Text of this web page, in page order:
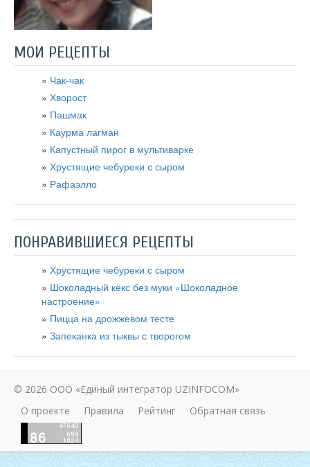
МОИ РЕЦЕПТЫ
Чак-чак
Хворост
Пашмак
Каурма лагман
Капустный пирог в мультиварке
Хрустящие чебуреки с сыром
Рафаэлло
ПОНРАВИВШИЕСЯ РЕЦЕПТЫ
Хрустящие чебуреки с сыром
Шоколадный кекс без муки «Шоколадное
настроение»
Пицца на дрожжевом тесте
Запеканка из тыквы с творогом
© 2026 ООО «Единый интегратор UZINFOCOM»
О проекте
Правила Рейтинг Обратная связь